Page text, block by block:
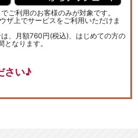
ご利用のお客様のみが対象です。
ザ上でサービスをご利用いただけま
、月額760円(税込)、はじめての方の
なります。
さい♪